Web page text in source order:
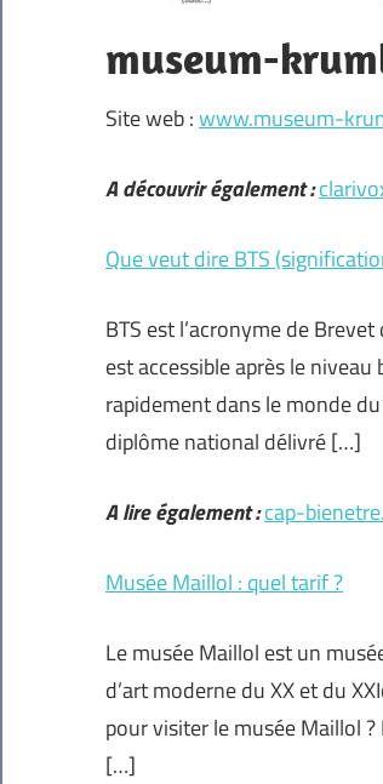
museum-
Site web :www.museum-
A découvrir également :
Que veut dire BTS
BTS est l’acronyme de
est accessible après le
rapidement dans le monde du
diplôme national délivré […]
A lire également :cap-
Musée Maillol : quel tarif ?
Le musée Maillol est un
d’art moderne du XX et du
pour visiter le musée Maillol
[…]